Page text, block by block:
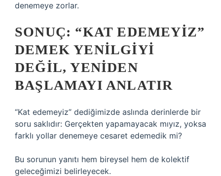
denemeye zorlar.
SONUÇ: “KAT EDEMEYIZ”
DEMEK YENILGIYI
DEĞIL, YENIDEN
BAŞLAMAYI ANLATIR
“Kat edemeyiz” dediğimizde aslında derinlerde bir
soru saklıdır: Gerçekten yapamayacak mıyız, yoksa
farklı yollar denemeye cesaret edemedik mi?
Bu sorunun yanıtı hem bireysel hem de kolektif
geleceğimizi belirleyecek.